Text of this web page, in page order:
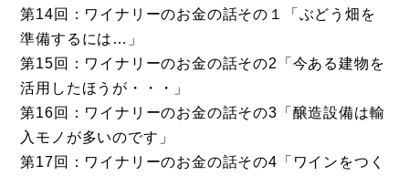
第14回：ワイナリーのお金の話その１「ぶどう畑を
準備するには…」
第15回：ワイナリーのお金の話その2「今ある建物を
活用したほうが・・・」
第16回：ワイナリーのお金の話その3「醸造設備は輸
入モノが多いのです」
第17回：ワイナリーのお金の話その4「ワインをつく